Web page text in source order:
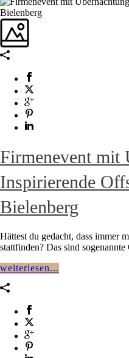
Firmenevent mit
Inspirierende
Bielenberg
Hättest du gedacht, dass immer
stattfinden? Das sind
weiterlesen...